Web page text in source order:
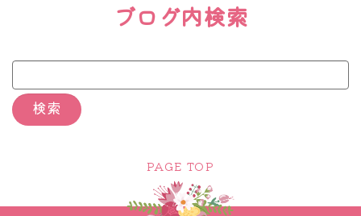
ブログ内検索
PAGE TOP